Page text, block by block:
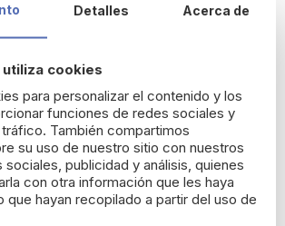
HiPP Combiotik 1 Leche
Bio Lactantes 800
Detalles Acerca de
cookies
para personalizar el contenido y los
funciones de redes sociales y
También compartimos
su uso de nuestro sitio con nuestros
publicidad y análisis, quienes
con otra información que les haya
que hayan recopilado a partir del uso de